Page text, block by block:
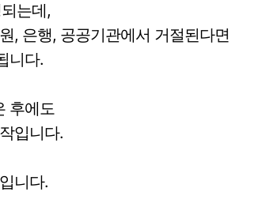
는데,
, 은행, 공공기관에서 거절된다면
니다.
후에도
입니다.
니다.